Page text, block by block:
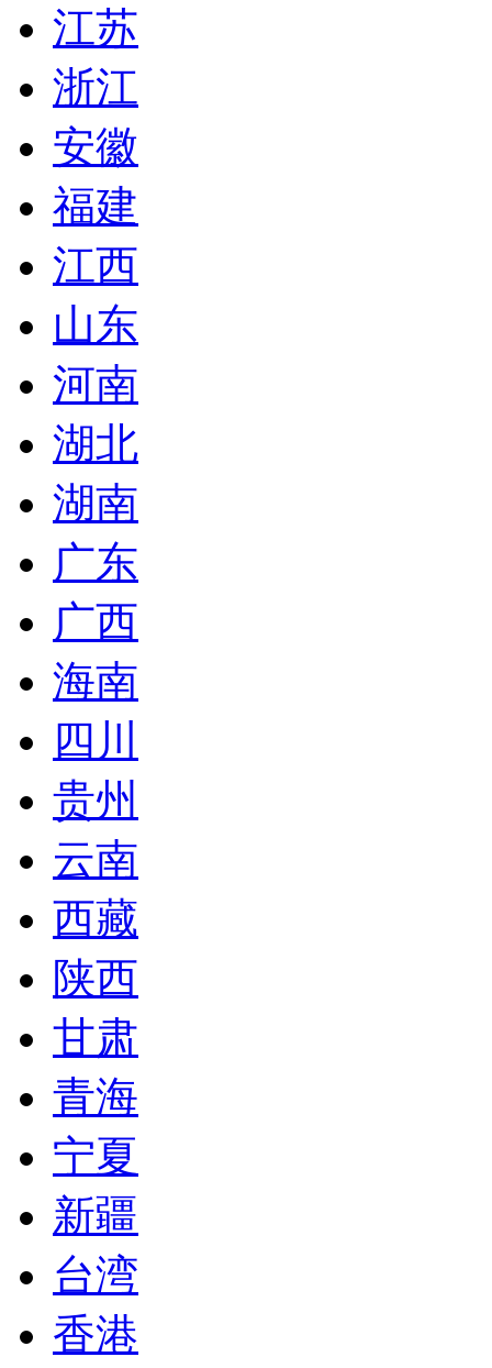
江苏
浙江
安徽
福建
江西
山东
河南
湖北
湖南
广东
广西
海南
四川
贵州
云南
西藏
陕西
甘肃
青海
宁夏
新疆
台湾
香港